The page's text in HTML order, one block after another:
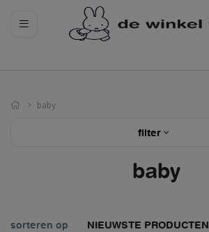
baby
filter
baby
sorteren op NIEUWSTE PRODUCTEN